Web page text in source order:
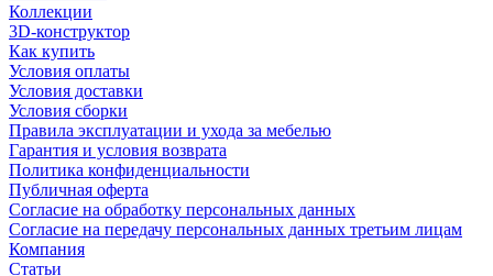
Коллекции
3D-конструктор
Как купить
Условия оплаты
Условия доставки
Условия сборки
Правила эксплуатации и ухода за мебелью
Гарантия и условия возврата
Политика конфиденциальности
Публичная оферта
Согласие на обработку персональных данных
Согласие на передачу персональных данных третьим лицам
Компания
Статьи